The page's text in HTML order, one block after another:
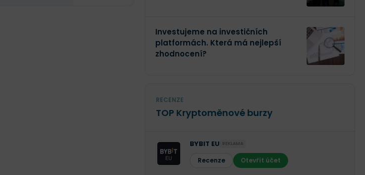
Investujeme na investičních
platformách. Která má nejlepší
zhodnocení?
RECENZE
TOP Kryptoměnové burzy
BYBIT EU REKLAMA
Recenze Otevřít účet